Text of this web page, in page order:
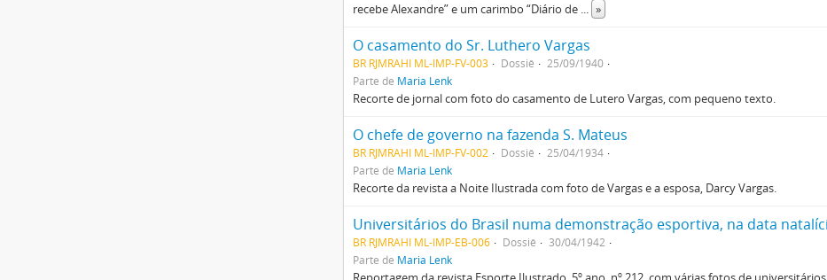
recebe Alexandre” e um carimbo “Diário de ... »
O casamento do Sr. Luthero Vargas
BR RJMRAHI ML-IMP-FV-003 Dossiê
25/09/1940
Parte de Maria Lenk
Recorte de jornal com foto do casamento de Lutero Vargas, com pequeno texto.
O chefe de governo na fazenda S. Mateus
BR RJMRAHI ML-IMP-FV-002 Dossiê
25/04/1934
Parte de Maria Lenk
Recorte da revista a Noite Ilustrada com foto de Vargas e a esposa, Darcy Vargas.
BR RJMRAHI ML-IMP-EB-006 Dossiê
30/04/1942
Parte de Maria Lenk